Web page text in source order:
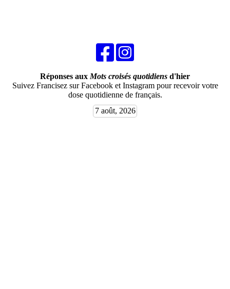
Réponses aux Mots croisés quotidiens d'hier
Suivez Francisez sur Facebook et Instagram pour recevoir votre
dose quotidienne de français.
7 août, 2026